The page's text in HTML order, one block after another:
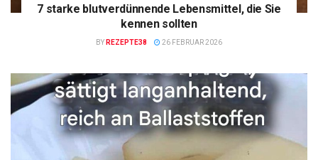
7 starke blutverdünnende Lebensmittel, die Sie
kennen sollten
BY REZEPTE38 26 FEBRUAR 2026